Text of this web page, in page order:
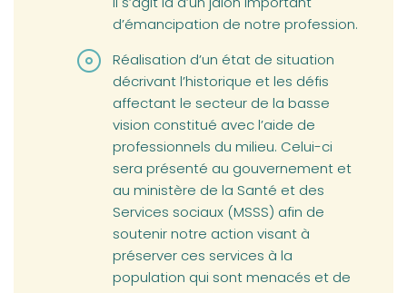
d’émancipation de notre profession.
Réalisation d’un état de situation
décrivant l’historique et les défis
affectant le secteur de la basse
vision constitué avec l’aide de
professionnels du milieu. Celui-ci
sera présenté au gouvernement et
au ministère de la Santé et des
Services sociaux (MSSS) afin de
soutenir notre action visant à
préserver ces services à la
population qui sont menacés et de